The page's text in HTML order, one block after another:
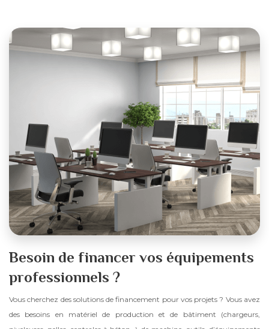
Akkariya
Besoin de financer vos équipements
professionnels ?
Vous cherchez des solutions de financement pour vos projets ? Vous avez
des besoins en matériel de production et de bâtiment (chargeurs,